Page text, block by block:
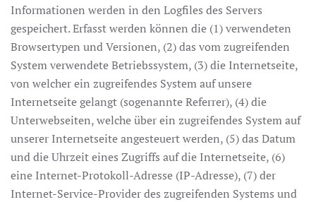
Informationen werden in den Logfiles des Servers
gespeichert. Erfasst werden können die (1) verwendeten
Browsertypen und Versionen, (2) das vom zugreifenden
System verwendete Betriebssystem, (3) die Internetseite,
von welcher ein zugreifendes System auf unsere
Internetseite gelangt (sogenannte Referrer), (4) die
Unterwebseiten, welche über ein zugreifendes System auf
unserer Internetseite angesteuert werden, (5) das Datum
und die Uhrzeit eines Zugriffs auf die Internetseite, (6)
eine Internet-Protokoll-Adresse (IP-Adresse), (7) der
Internet-Service-Provider des zugreifenden Systems und